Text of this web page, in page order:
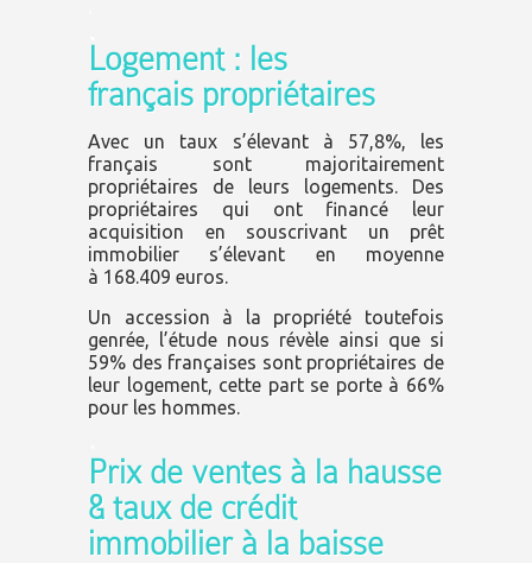
Logement : les
français propriétaires
Avec un taux s’élevant à 57,8%, les
français sont majoritairement
propriétaires de leurs logements. Des
propriétaires qui ont financé leur
acquisition en souscrivant un prêt
immobilier s’élevant en moyenne
à 168.409 euros.
Un accession à la propriété toutefois
genrée, l’étude nous révèle ainsi que si
59% des françaises sont propriétaires de
leur logement, cette part se porte à 66%
pour les hommes.
Prix de ventes à la hausse
& taux de crédit
immobilier à la baisse